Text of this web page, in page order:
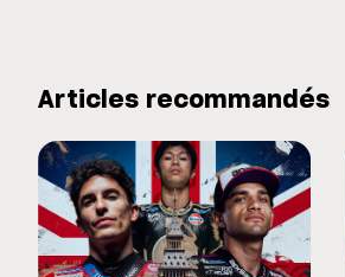
Articles recommandés